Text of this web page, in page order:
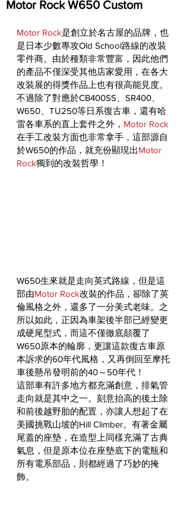
Motor Rock W650 Custom
Motor Rock是創立於名古屋的品牌，也
是日本少數專攻Old School路線的改裝
零件商。由於種類非常豐富，因此他們
的產品不僅深受其他店家愛用，在各大
改裝展的得獎作品上也有很高能見度。
不過除了對應於CB400SS、SR400、
W650、TU250等日系復古車，還有哈
雷各車系的直上套件之外， Motor Rock
在手工改裝方面也非常拿手，這部源自
於W650的作品，就充份顯現出Motor
Rock獨到的改裝哲學！
W650生來就是走向英式路線，但是這
部由Motor Rock改裝的作品，卻除了英
倫風格之外，還多了一分美式老味。之
所以如此，正因為車架後半部已經變更
成硬尾型式，而這不僅徹底顛覆了
W650原本的輪廓，更讓這款復古車原
本訴求的60年代風格，又再倒回至摩托
車後懸吊發明前的40～50年代！
這部車有許多地方都充滿創意，排氣管
走向就是其中之一。刻意抬高的後土除
和前後越野胎的配置，亦讓人想起了在
美國挑戰山坡的Hill Climber。有著金屬
尾蓋的座墊，在造型上同樣充滿了古典
氣息，但是原本位在座墊底下的電瓶和
所有電系部品，則都經過了巧妙的掩
飾。